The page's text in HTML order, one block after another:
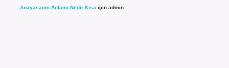
Anayasanın Anlamı Nedir Kısa için admin